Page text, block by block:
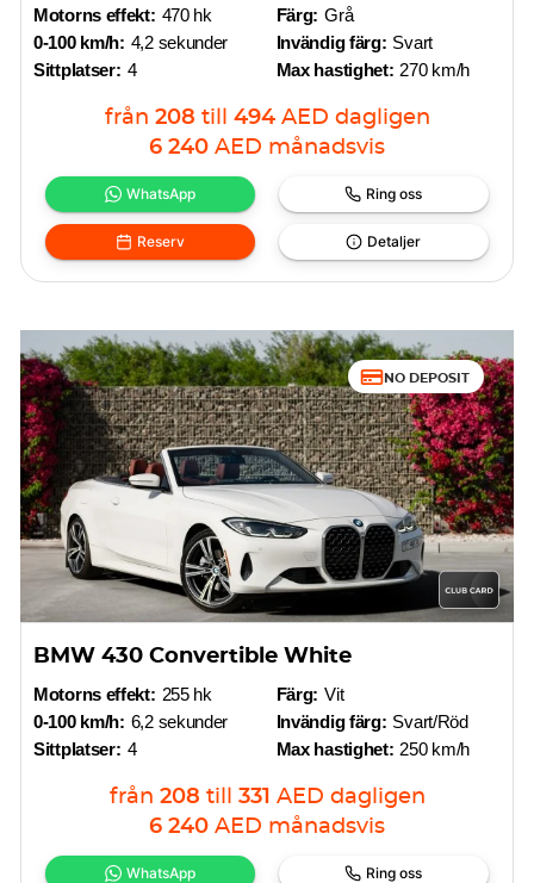
Motorns effekt: 470 hk
0-100 km/h: 4,2 sekunder
Sittplatser: 4
Färg: Grå
Invändig färg: Svart
Max hastighet: 270 km/h
från 208 till 494 AED dagligen
6 240 AED månadsvis
WhatsApp Ring oss
Reserv Detaljer
NO DEPOSIT
BMW 430 Convertible White
Motorns effekt: 255 hk
0-100 km/h: 6,2 sekunder
Sittplatser: 4
Färg: Vit
Invändig färg: Svart/Röd
Max hastighet: 250 km/h
från 208 till 331 AED dagligen
6 240 AED månadsvis
WhatsApp Ring oss